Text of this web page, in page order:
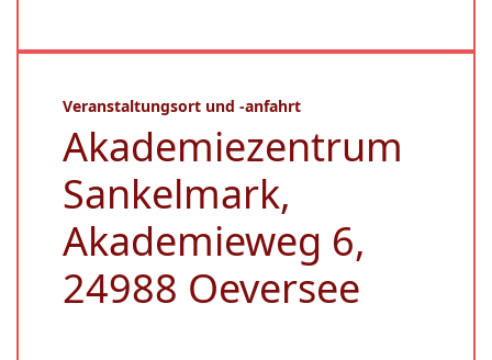
Veranstaltungsort und -anfahrt
Akademiezentrum
Sankelmark,
Akademieweg 6,
24988 Oeversee